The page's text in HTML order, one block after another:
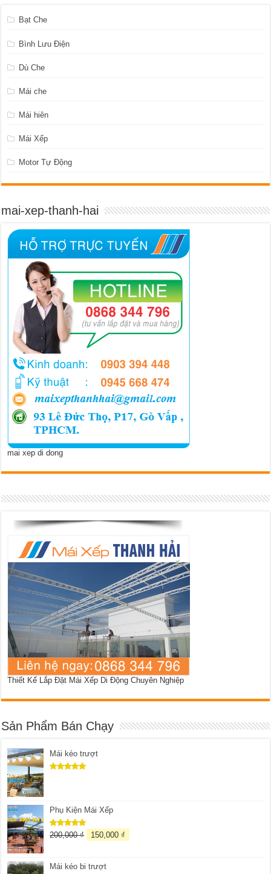
Bạt Che
Bình Lưu Điện
Dù Che
Mái che
Mái hiên
Mái Xếp
Motor Tự Động
mai-xep-thanh-hai
mai xep di dong
Thiết Kế Lắp Đặt Mái Xếp Di Động Chuyên Nghiệp
Sản Phẩm Bán Chạy
Mái kéo trượt
Phụ Kiện Mái Xếp
Được xếp
200,000₫ 150,000 ₫
Mái kéo bi trượt